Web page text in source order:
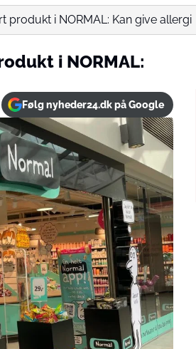
i NORMAL: Kan give allergi
i NORMAL:
Følg nyheder24.dk på Google